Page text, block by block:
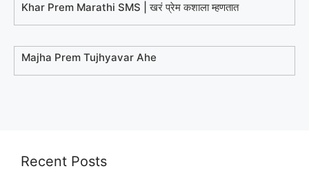
Khar Prem Marathi SMS | खरं प्रेम कशाला म्हणतात
Majha Prem Tujhyavar Ahe
Recent Posts